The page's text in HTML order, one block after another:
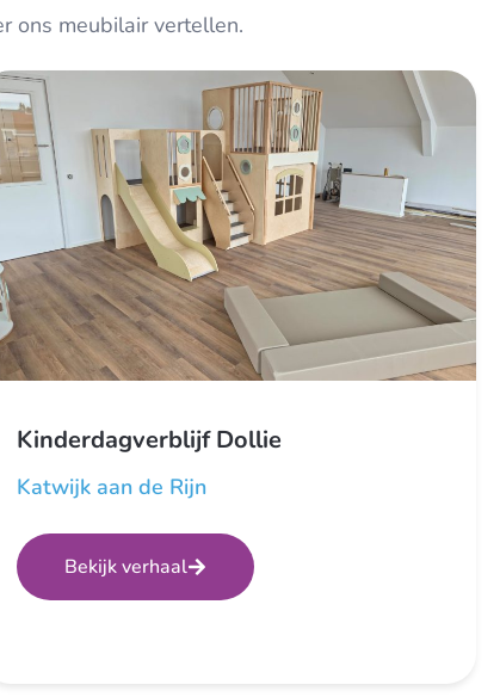
ons meubilair vertellen.
Kinderdagverblijf Dollie
Katwijk aan de Rijn
Bekijk verhaal